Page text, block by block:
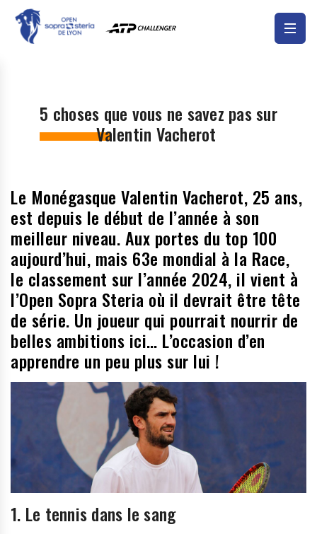
5 choses que vous ne savez pas sur
Valentin Vacherot
Le Monégasque Valentin Vacherot, 25 ans,
est depuis le début de l’année à son
meilleur niveau. Aux portes du top 100
aujourd’hui, mais 63e mondial à la Race,
le classement sur l’année 2024, il vient à
l’Open Sopra Steria où il devrait être tête
de série. Un joueur qui pourrait nourrir de
belles ambitions ici… L’occasion d’en
apprendre un peu plus sur lui !
1. Le tennis dans le sang